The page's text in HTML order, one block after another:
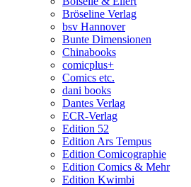
Bröseline Verlag
bsv Hannover
Bunte Dimensionen
Chinabooks
comicplus+
Comics etc.
dani books
Dantes Verlag
ECR-Verlag
Edition 52
Edition Ars Tempus
Edition Comicographie
Edition Comics & Mehr
Edition Kwimbi